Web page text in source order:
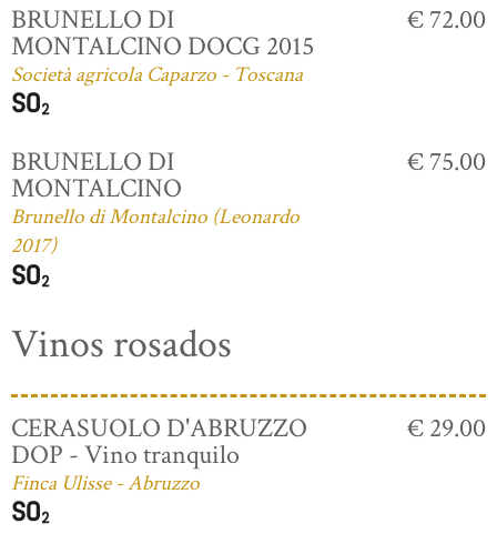
BRUNELLO DI
MONTALCINO DOCG 2015
Società agricola Caparzo - Toscana
€ 72.00
BRUNELLO DI
MONTALCINO
Brunello di Montalcino (Leonardo
2017)
€ 75.00
Vinos rosados
CERASUOLO D'ABRUZZO
DOP - Vino tranquilo
Finca Ulisse - Abruzzo
€ 29.00